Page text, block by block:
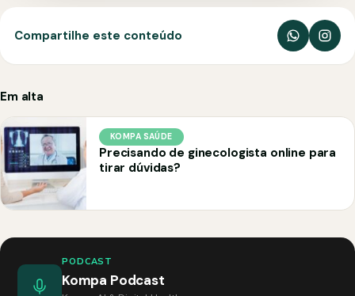
Compartilhe este conteúdo
Em alta
KOMPA SAÚDE
Precisando de ginecologista online para
tirar dúvidas?
PODCAST
Kompa Podcast